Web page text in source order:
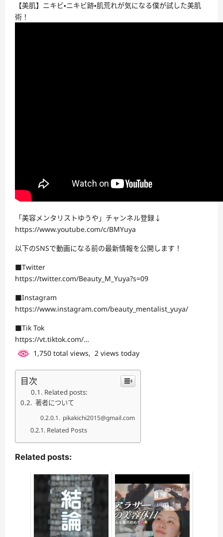
【美肌】ニキビ・ニキビ跡・肌荒れが気になる僕が試した美肌
術！
「美容メンタリストゆうや」チャンネル登録↓
https://www.youtube.com/c/BMYuya
以下のSNSで動画になる前の最新情報を公開します！
■Twitter
https://twitter.com/Beauty_M_Yuya?s=09
■Instagram
https://www.instagram.com/beauty_mentalist_yuya/
■Tik Tok
https://vt.tiktok.com/…
1,750 total views, 2 views today
目次
Related posts:
著者について
pikakichi2015@gmail.com
Related Posts
Related posts: